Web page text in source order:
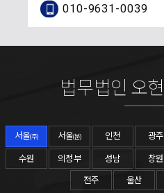
010-9631-0039
법무법인 오현
서울(주) 서울(분) 인천 광주
수원 의정부 성남 창원
전주 울산